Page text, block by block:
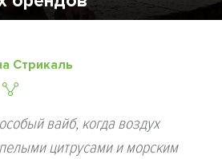
Стрикаль
вайб, когда воздух
цитрусами и морским